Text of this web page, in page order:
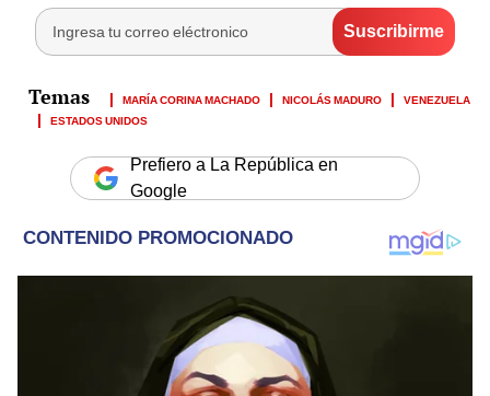
MARÍA CORINA MACHADO NICOLÁS MADURO
VENEZUELA
ESTADOS UNIDOS
Prefiero a La República en
Google